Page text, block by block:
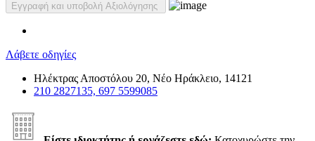
Λάβετε οδηγίες
Ηλέκτρας Αποστόλου 20, Νέο Ηράκλειο, 14121
210 2827135, 697 5599085